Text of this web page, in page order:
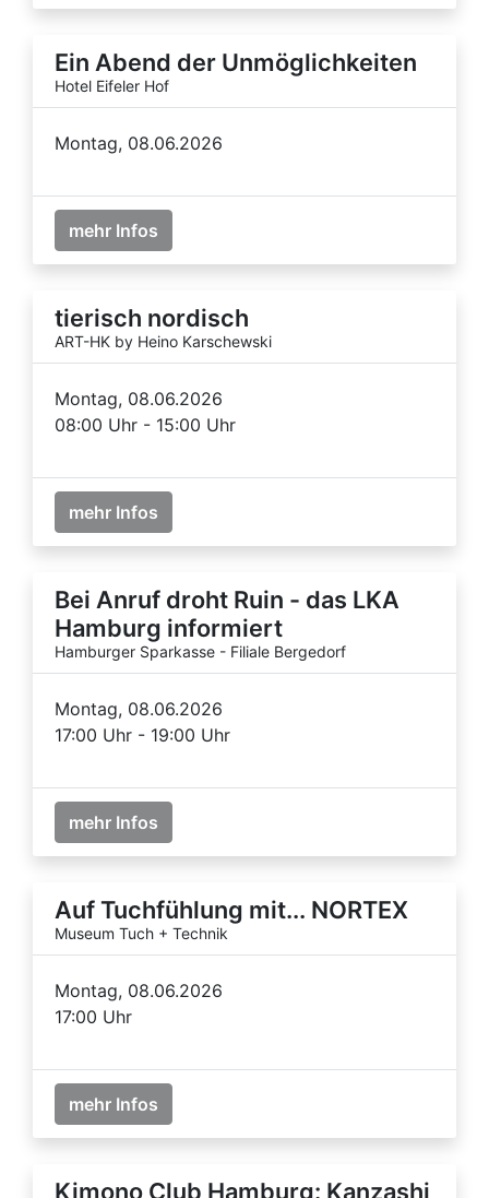
Ein Abend der Unmöglichkeiten
Hotel Eifeler Hof
Montag, 08.06.2026
mehr Infos
tierisch nordisch
ART-HK by Heino Karschewski
Montag, 08.06.2026
08:00 Uhr - 15:00 Uhr
mehr Infos
Bei Anruf droht Ruin - das LKA
Hamburg informiert
Hamburger Sparkasse - Filiale Bergedorf
Montag, 08.06.2026
17:00 Uhr - 19:00 Uhr
mehr Infos
Auf Tuchfühlung mit... NORTEX
Museum Tuch + Technik
Montag, 08.06.2026
17:00 Uhr
mehr Infos
Kimono Club Hamburg: Kanzashi